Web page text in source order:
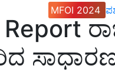
MFOI 2024